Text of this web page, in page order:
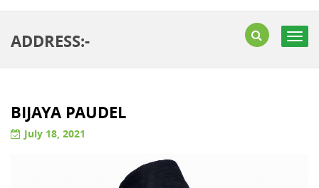
ADDRESS:-
BIJAYA PAUDEL
July 18, 2021